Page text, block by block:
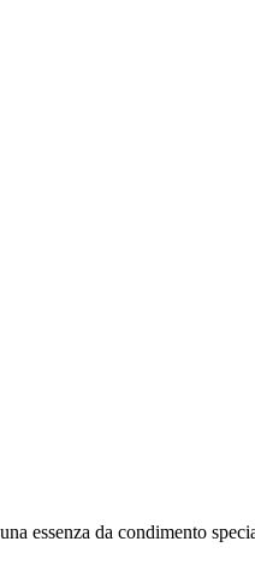
essenza da condimento